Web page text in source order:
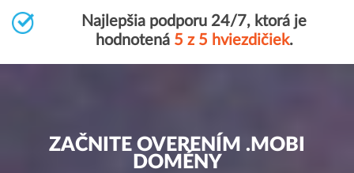
Najlepšia podporu 24/7, ktorá je
hodnotená 5 z 5 hviezdičiek.
ZAČNITE OVERENÍM .MOBI
DOMÉNY